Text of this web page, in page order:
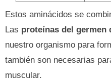
Estos aminácidos se
Las proteínas del germen
nuestro organismo para
también son necesarias
muscular.